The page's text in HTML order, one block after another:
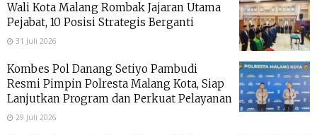
Wali Kota Malang Rombak Jajaran Utama
Pejabat, 10 Posisi Strategis Berganti
31 Juli 2026
Kombes Pol Danang Setiyo Pambudi
Resmi Pimpin Polresta Malang Kota, Siap
Lanjutkan Program dan Perkuat Pelayanan
29 Juli 2026